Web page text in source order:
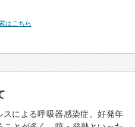
はこちら
による呼吸器感染症。好発年